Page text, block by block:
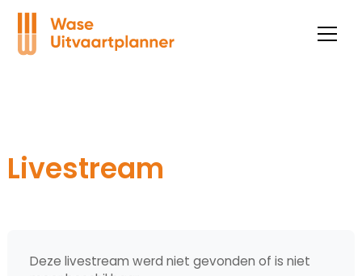
Livestream
Deze livestream werd niet gevonden of is niet